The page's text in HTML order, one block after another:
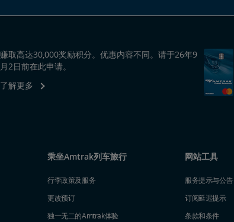
赚取高达30,000奖励积分。优惠内容不同。请于26年9
月2日前在此申请。
了解更多
乘坐Amtrak列车旅行
行李政策及服务
更改预订
独一无二的Amtrak体验
网站工具
服务提示与公告
订阅延迟提示
条款和条件